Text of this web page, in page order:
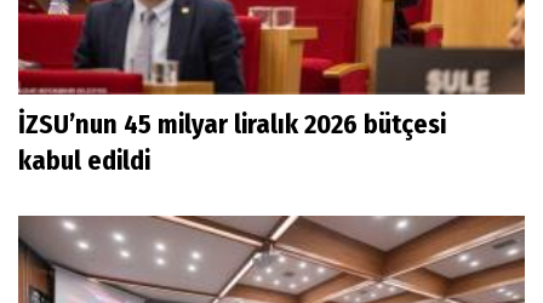
İZSU’nun 45 milyar liralık 2026 bütçesi
kabul edildi